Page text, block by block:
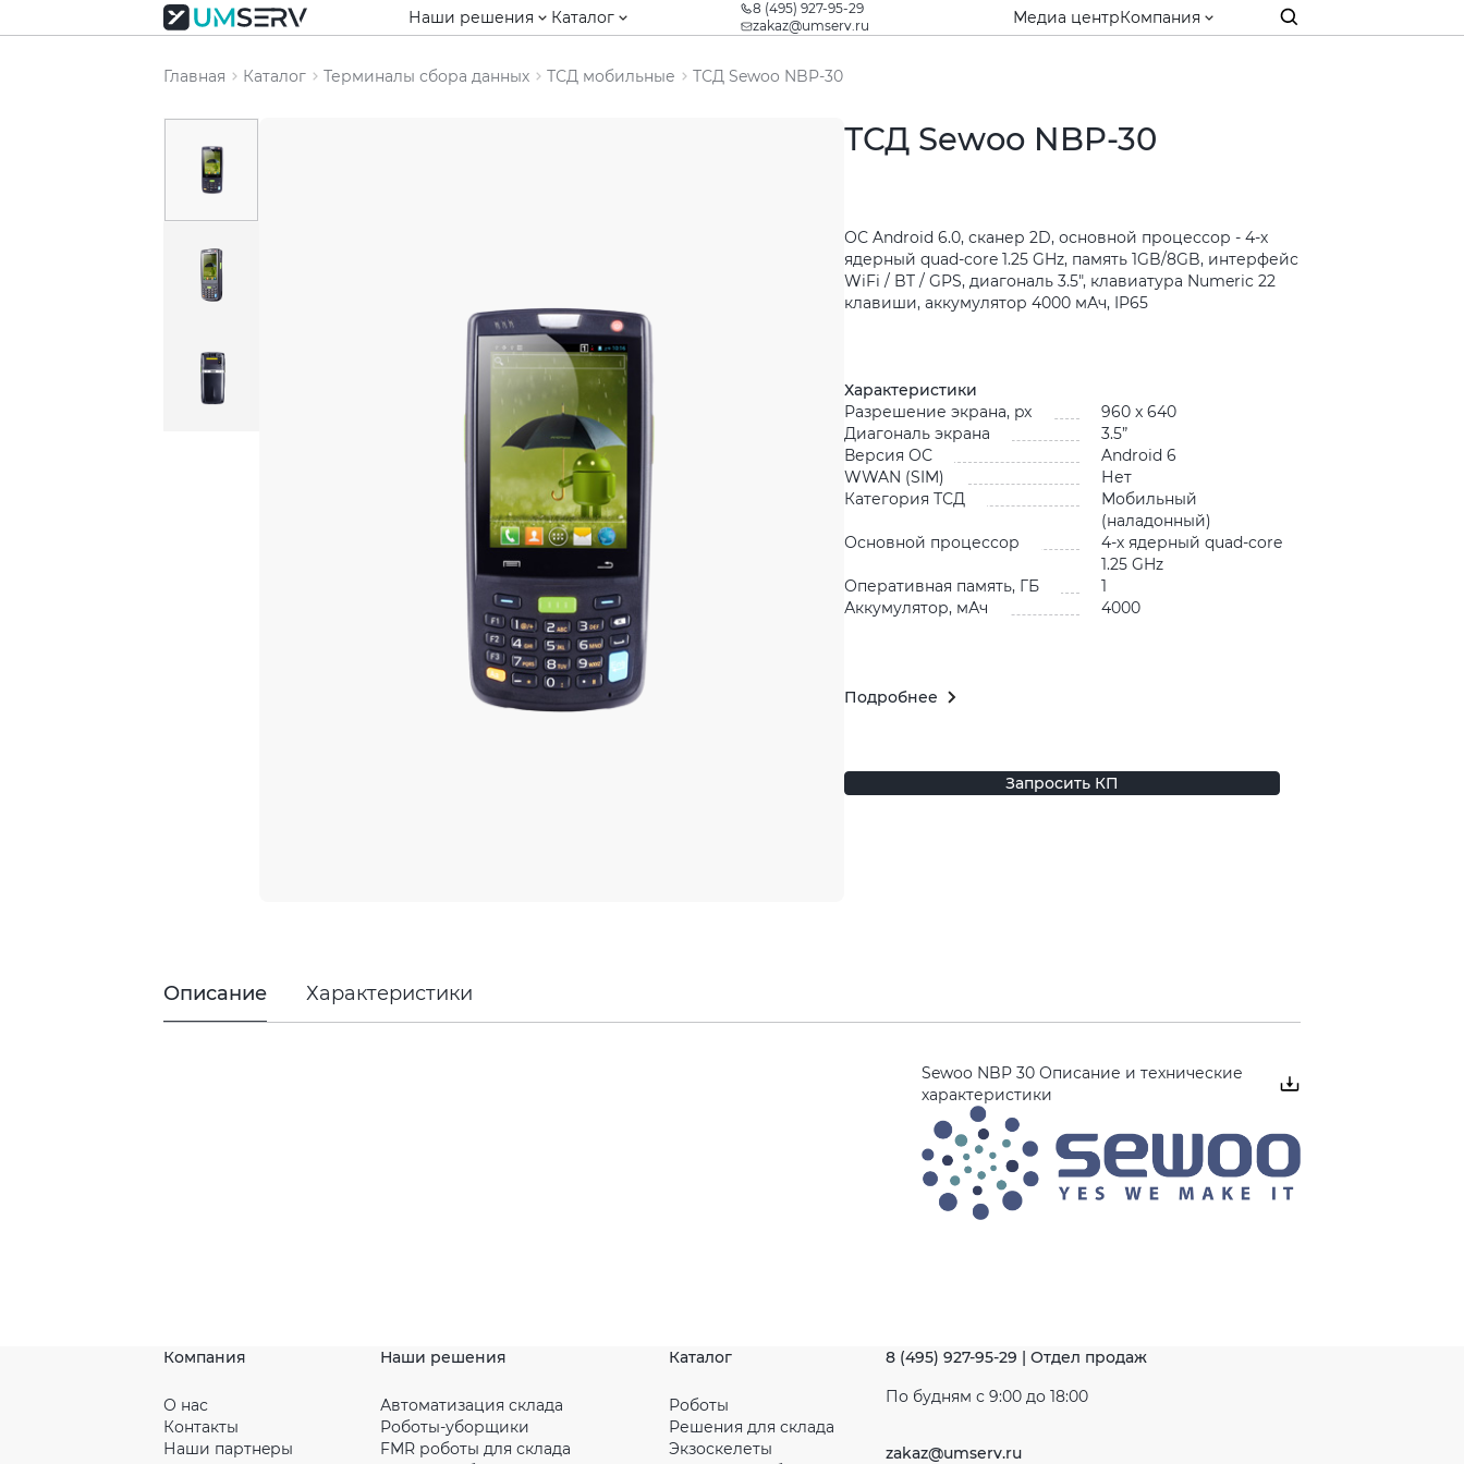
Наши решения Каталог
8 (495) 927-95-29
zakaz@umserv.ru
Медиа центрКомпания
Главная Каталог Терминалы сбора данных ТСД мобильные ТСД Sewoo NBP-30
ТСД Sewoo NBP-30
ОС Android 6.0, сканер 2D, основной процессор - 4-х
ядерный quad-core 1.25 GHz, память 1GB/8GB, интерфейс
WiFi / BT / GPS, диагональ 3.5", клавиатура Numeric 22
клавиши, аккумулятор 4000 мАч, IP65
Характеристики
Разрешение экрана, px
960 x 640
Диагональ экрана
3.5”
Версия ОС
Android 6
WWAN (SIM)
Нет
Категория ТСД
Мобильный
(наладонный)
Основной процессор
4-х ядерный quad-core
1.25 GHz
Оперативная память, ГБ
1
Аккумулятор, мАч
4000
Подробнее
Запросить КП
Описание Характеристики
Sewoo NBP 30 Описание и технические
характеристики
Компания
О нас
Контакты
Наши партнeры
Наши решения
Автоматизация склада
Роботы-уборщики
FMR роботы для склада
Каталог
Роботы
Решения для склада
Экзоскелеты
8 (495) 927-95-29 | Отдел продаж
По будням с 9:00 до 18:00
zakaz@umserv.ru